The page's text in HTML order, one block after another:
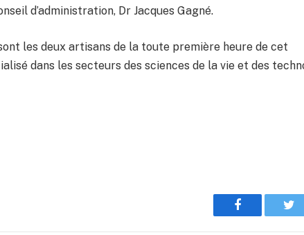
d’administration, Dr Jacques Gagné.
les deux artisans de la toute première heure de cet
dans les secteurs des sciences de la vie et des
Facebook